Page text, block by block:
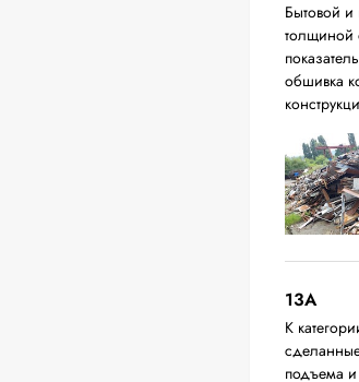
Бытовой
толщиной
обшивка
13А
К
подъема